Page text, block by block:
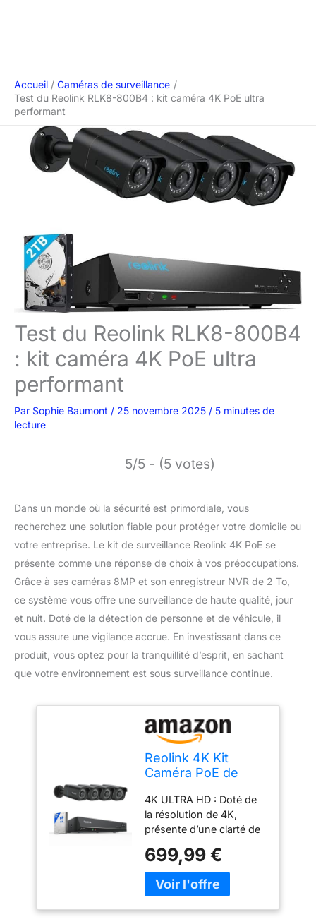
Accueil
Caméras de surveillance
Test du Reolink RLK8-800B4 : kit caméra 4K PoE ultra
performant
Test du Reolink RLK8-800B4
: kit caméra 4K PoE ultra
performant
Par Sophie Baumont / 25 novembre 2025 / 5 minutes de
lecture
5/5 - (5 votes)
Dans un monde où la sécurité est primordiale, vous
recherchez une solution fiable pour protéger votre domicile ou
votre entreprise. Le kit de surveillance Reolink 4K PoE se
présente comme une réponse de choix à vos préoccupations.
Grâce à ses caméras 8MP et son enregistreur NVR de 2 To,
ce système vous offre une surveillance de haute qualité, jour
et nuit. Doté de la détection de personne et de véhicule, il
vous assure une vigilance accrue. En investissant dans ce
produit, vous optez pour la tranquillité d’esprit, en sachant
que votre environnement est sous surveillance continue.
Reolink 4K Kit
Caméra PoE de
Extérieure, RLK8-
800B4 Noir
4K ULTRA HD : Doté de
la résolution de 4K,
présente d’une clarté de
supérieure à celle de
1080p, ce kit caméra
surveillance PoE offre
699,99 €